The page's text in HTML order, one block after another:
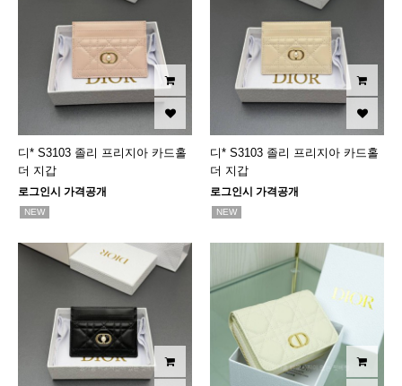
디* S3103 졸리 프리지아 카드홀
더 지갑
로그인시 가격공개
NEW
디* S3103 졸리 프리지아 카드홀
더 지갑
로그인시 가격공개
NEW